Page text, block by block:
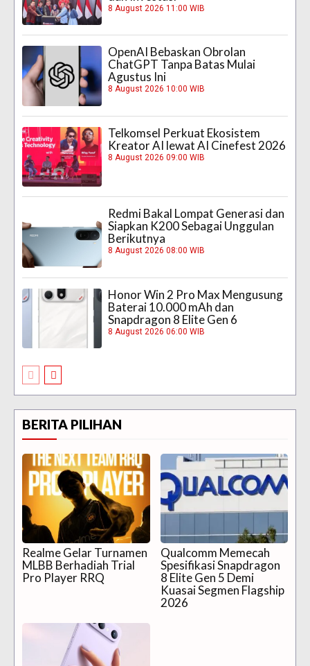
8 August 2026 11:00 WIB
OpenAI Bebaskan Obrolan
ChatGPT Tanpa Batas Mulai
Agustus Ini
8 August 2026 10:00 WIB
Telkomsel Perkuat Ekosistem
Kreator AI lewat AI Cinefest 2026
8 August 2026 09:00 WIB
Redmi Bakal Lompat Generasi dan
Siapkan K200 Sebagai Unggulan
Berikutnya
8 August 2026 08:00 WIB
Honor Win 2 Pro Max Mengusung
Baterai 10.000 mAh dan
Snapdragon 8 Elite Gen 6
8 August 2026 06:00 WIB
BERITA PILIHAN
Realme Gelar Turnamen
MLBB Berhadiah Trial
Pro Player RRQ
Qualcomm Memecah
Spesifikasi Snapdragon
8 Elite Gen 5 Demi
Kuasai Segmen Flagship
2026